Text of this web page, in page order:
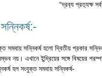
“দ্রব‍্য প্রত‍্যক্ষ
সমবায় সন্নিকর্ষ হলো দ্বিতীয় প্রকার
নয়। এখানে ইন্দ্রিয়ের সঙ্গে বিষয়ের
হল সংযুক্ত সমবায় সন্নিকর্ষ-